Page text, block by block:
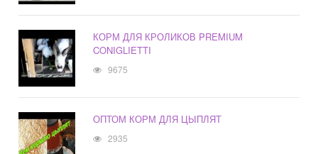
КОРМ ДЛЯ КРОЛИКОВ PREMIUM
CONIGLIETTI
9675
ОПТОМ КОРМ ДЛЯ ЦЫПЛЯТ
2935